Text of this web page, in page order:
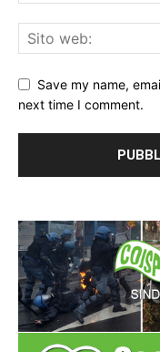
Save my name,
next time I comment.